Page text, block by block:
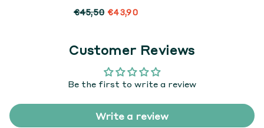
€45,50 €43,90
Customer Reviews
Be the first to write a review
Write a review